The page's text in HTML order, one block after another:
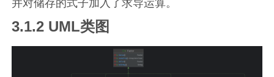
并对储存的式子加入了求导运算。
3.1.2 UML类图